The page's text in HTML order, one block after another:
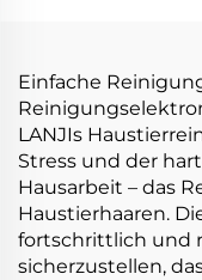
Einfache
LANJIs
Stress und der
Hausarbeit – das
Haustierhaaren.
fortschrittlich und
sicherzustellen,